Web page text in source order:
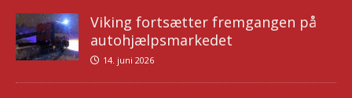
Viking fortsætter fremgangen på
autohjælpsmarkedet
14. juni 2026